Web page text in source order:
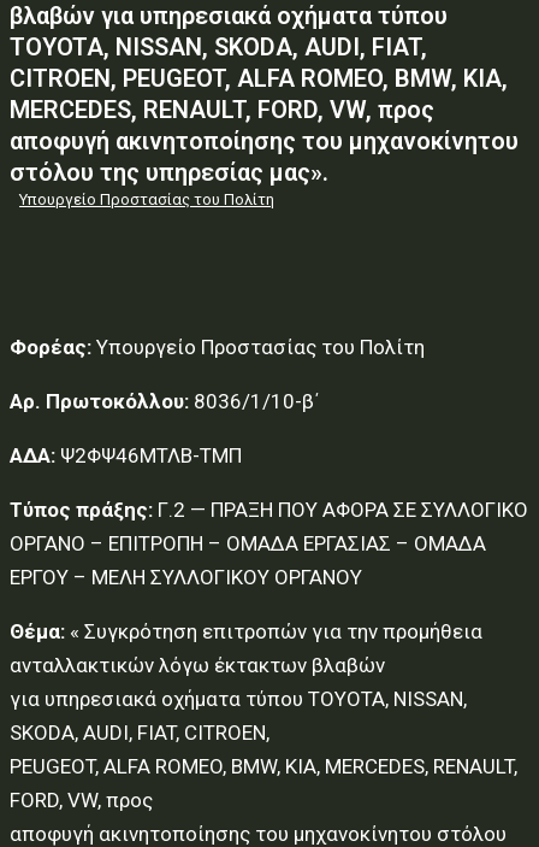
βλαβών για υπηρεσιακά οχήματα τύπου
TOYOTA, NISSAN, SKODA, AUDI, FIAT,
CITROEN, PEUGEOT, ALFA ROMEO, BMW, KIA,
MERCEDES, RENAULT, FORD, VW, προς
αποφυγή ακινητοποίησης του μηχανοκίνητου
στόλου της υπηρεσίας μας».
Υπουργείο Προστασίας του Πολίτη
Φορέας: Υπουργείο Προστασίας του Πολίτη
Αρ. Πρωτοκόλλου: 8036/1/10-β΄
ΑΔΑ: Ψ2ΦΨ46ΜΤΛΒ-ΤΜΠ
Τύπος πράξης: Γ.2 — ΠΡΑΞΗ ΠΟΥ ΑΦΟΡΑ ΣΕ ΣΥΛΛΟΓΙΚΟ
ΟΡΓΑΝΟ – ΕΠΙΤΡΟΠΗ – ΟΜΑΔΑ ΕΡΓΑΣΙΑΣ – ΟΜΑΔΑ
ΕΡΓΟΥ – ΜΕΛΗ ΣΥΛΛΟΓΙΚΟΥ ΟΡΓΑΝΟΥ
Θέμα: « Συγκρότηση επιτροπών για την προμήθεια
ανταλλακτικών λόγω έκτακτων βλαβών
για υπηρεσιακά οχήματα τύπου TOYOTA, NISSAN,
SKODA, AUDI, FIAT, CITROEN,
PEUGEOT, ALFA ROMEO, BMW, KIA, MERCEDES, RENAULT,
FORD, VW, προς
αποφυγή ακινητοποίησης του μηχανοκίνητου στόλου